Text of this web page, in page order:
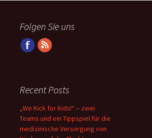
Folgen Sie uns
Recent Posts
„We Kick for Kids!“ – zwei
Teams und ein Tippspiel für die
medizinische Versorgung von